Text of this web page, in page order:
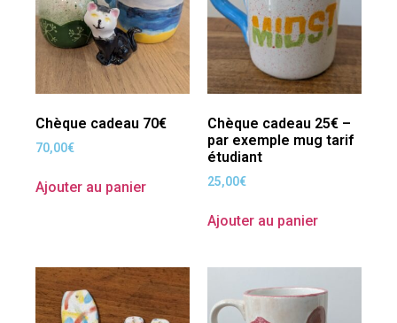
Chèque cadeau 70€
70,00€
Ajouter au panier
Chèque cadeau 25€ –
par exemple mug tarif
étudiant
25,00€
Ajouter au panier